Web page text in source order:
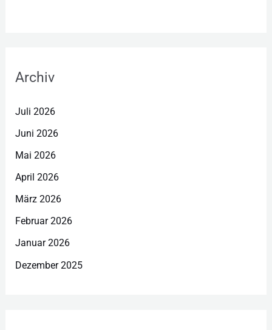
Archiv
Juli 2026
Juni 2026
Mai 2026
April 2026
März 2026
Februar 2026
Januar 2026
Dezember 2025